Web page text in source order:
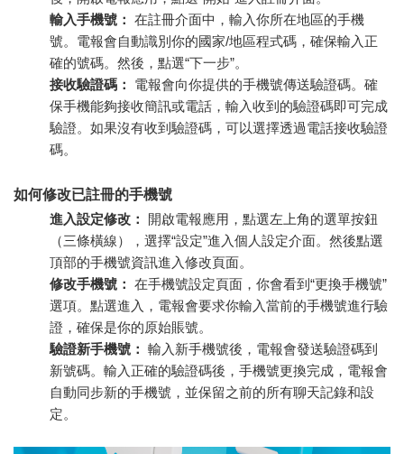
輸入手機號： 在註冊介面中，輸入你所在地區的手機
號。電報會自動識別你的國家/地區程式碼，確保輸入正
確的號碼。然後，點選“下一步”。
接收驗證碼：
電報會向你提供的手機號傳送驗證碼。確
保手機能夠接收簡訊或電話，輸入收到的驗證碼即可完成
驗證。如果沒有收到驗證碼，可以選擇透過電話接收驗證
碼。
如何修改已註冊的手機號
進入設定修改：
開啟電報應用，點選左上角的選單按鈕
（三條橫線），選擇“設定”進入個人設定介面。然後點選
頂部的手機號資訊進入修改頁面。
修改手機號： 在手機號設定頁面，你會看到“更換手機號”
選項。點選進入，電報會要求你輸入當前的手機號進行驗
證，確保是你的原始賬號。
驗證新手機號： 輸入新手機號後，電報會發送驗證碼到
新號碼。輸入正確的驗證碼後，手機號更換完成，電報會
自動同步新的手機號，並保留之前的所有聊天記錄和設
定。